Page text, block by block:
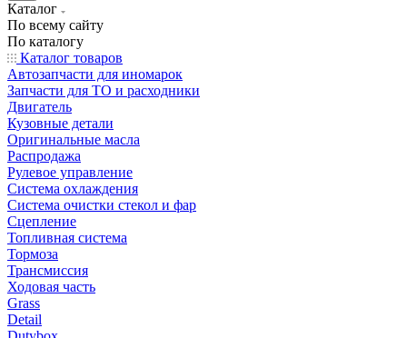
Каталог
По всему сайту
По каталогу
Каталог товаров
Автозапчасти для иномарок
Запчасти для ТО и расходники
Двигатель
Кузовные детали
Оригинальные масла
Распродажа
Рулевое управление
Система охлаждения
Система очистки стекол и фар
Сцепление
Топливная система
Тормоза
Трансмиссия
Ходовая часть
Grass
Detail